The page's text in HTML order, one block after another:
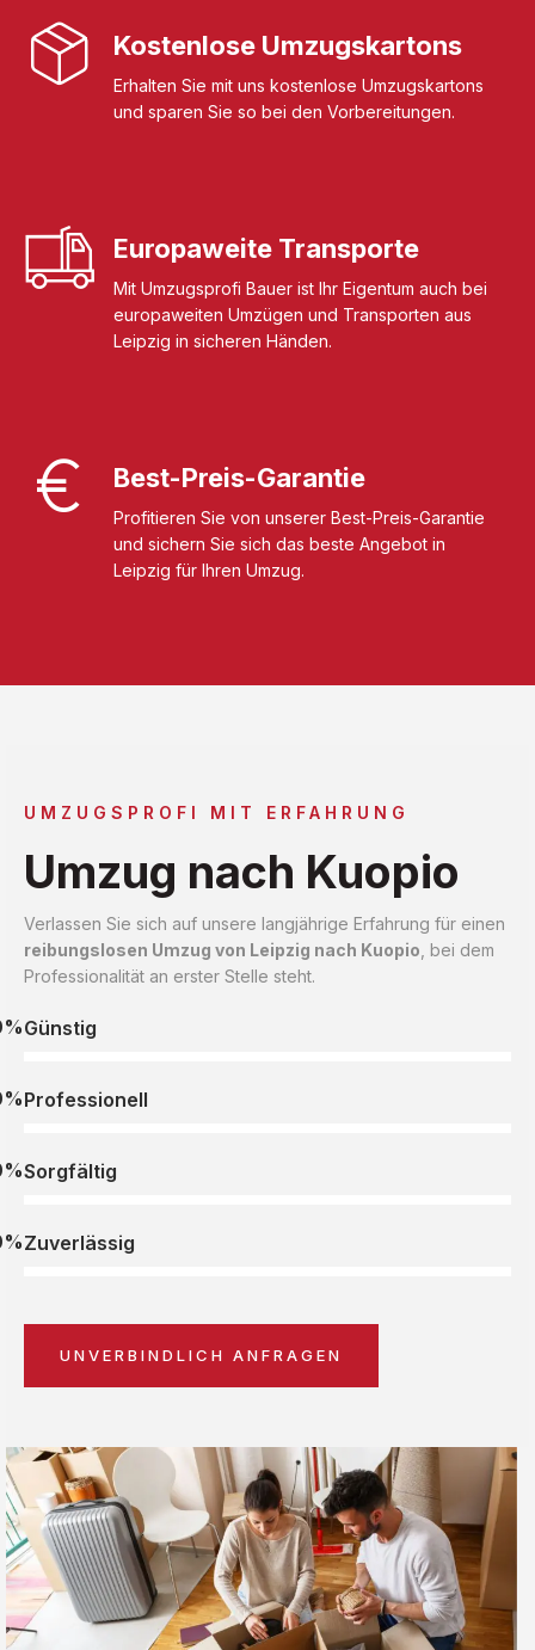
Kostenlose Umzugskartons
Erhalten Sie mit uns kostenlose Umzugskartons
und sparen Sie so bei den Vorbereitungen.
Europaweite Transporte
Mit Umzugsprofi Bauer ist Ihr Eigentum auch bei
europaweiten Umzügen und Transporten aus
Leipzig in sicheren Händen.
Best-Preis-Garantie
Profitieren Sie von unserer Best-Preis-Garantie
und sichern Sie sich das beste Angebot in
Leipzig für Ihren Umzug.
UMZUGSPROFI MIT ERFAHRUNG
Umzug nach Kuopio
Verlassen Sie sich auf unsere langjährige Erfahrung für einen
reibungslosen Umzug von Leipzig nach Kuopio , bei dem
Professionalität an erster Stelle steht.
Günstig
Professionell
Sorgfältig
Zuverlässig
UNVERBINDLICH ANFRAGEN